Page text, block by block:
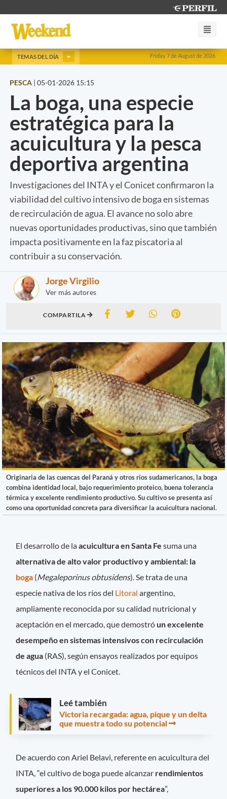
Friday 7 de August de 2026
TEMAS DEL DÍA
PESCA | 05-01-2026 15:15
La boga, una especie
estratégica para la
acuicultura y la pesca
deportiva argentina
Investigaciones del INTA y el Conicet confirmaron la
viabilidad del cultivo intensivo de boga en sistemas
de recirculación de agua. El avance no solo abre
nuevas oportunidades productivas, sino que también
impacta positivamente en la faz piscatoria al
contribuir a su conservación.
Jorge Virgilio
Ver más autores
COMPARTILA
Originaria de las cuencas del Paraná y otros ríos sudamericanos, la boga
combina identidad local, bajo requerimiento proteico, buena tolerancia
térmica y excelente rendimiento productivo. Su cultivo se presenta así
como una oportunidad concreta para diversificar la acuicultura nacional.
El desarrollo de laacuicultura en Santa Fesuma una
alternativa de alto valor productivo y ambiental: la
boga (Megaleporinus obtusidens). Se trata de una
especie nativa de los ríos del Litoral argentino,
ampliamente reconocida por su calidad nutricional y
aceptación en el mercado, que demostró un excelente
desempeño en sistemas intensivos con recirculación
de agua (RAS), según ensayos realizados por equipos
técnicos del INTA y el Conicet.
Leé también
Victoria recargada: agua, pique y un delta
que muestra todo su potencial
De acuerdo con Ariel Belavi, referente en acuicultura del
INTA, “el cultivo de boga puede alcanzar rendimientos
superiores a los 90.000 kilos por hectárea”,